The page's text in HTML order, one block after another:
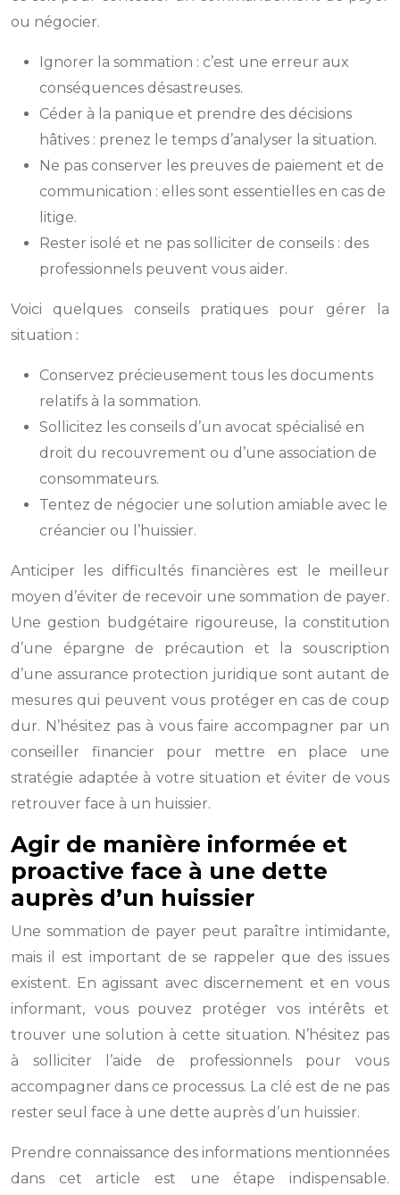
ou négocier.
Ignorer la sommation : c’est une erreur aux
conséquences désastreuses.
Céder à la panique et prendre des décisions
hâtives : prenez le temps d’analyser la situation.
Ne pas conserver les preuves de paiement et de
communication : elles sont essentielles en cas de
litige.
Rester isolé et ne pas solliciter de conseils : des
professionnels peuvent vous aider.
Voici quelques conseils pratiques pour gérer la
situation :
Conservez précieusement tous les documents
relatifs à la sommation.
Sollicitez les conseils d’un avocat spécialisé en
droit du recouvrement ou d’une association de
consommateurs.
Tentez de négocier une solution amiable avec le
créancier ou l’huissier.
Anticiper les difficultés financières est le meilleur
moyen d’éviter de recevoir une sommation de payer.
Une gestion budgétaire rigoureuse, la constitution
d’une épargne de précaution et la souscription
d’une assurance protection juridique sont autant de
mesures qui peuvent vous protéger en cas de coup
dur. N’hésitez pas à vous faire accompagner par un
conseiller financier pour mettre en place une
stratégie adaptée à votre situation et éviter de vous
retrouver face à un huissier.
Agir de manière informée et
proactive face à une dette
auprès d’un huissier
Une sommation de payer peut paraître intimidante,
mais il est important de se rappeler que des issues
existent. En agissant avec discernement et en vous
informant, vous pouvez protéger vos intérêts et
trouver une solution à cette situation. N’hésitez pas
à solliciter l’aide de professionnels pour vous
accompagner dans ce processus. La clé est de ne pas
rester seul face à une dette auprès d’un huissier.
Prendre connaissance des informations mentionnées
dans cet article est une étape indispensable.